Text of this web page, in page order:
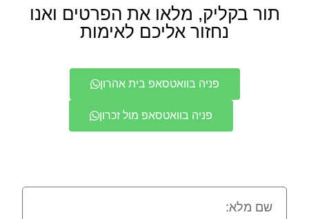
תור בקליק, מלאו את הפרטים ואנו
נחזור אליכם לאימות
פניה בוואטסאפ בית אהרון
פניה בוואטסאפ מול זכרון